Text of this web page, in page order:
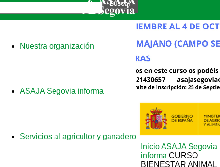
Nuestra organización
ASAJA Segovia informa
Servicios al agricultor y ganadero
InicioASAJA Segovia
informa CURSO
BIENESTAR ANIMAL